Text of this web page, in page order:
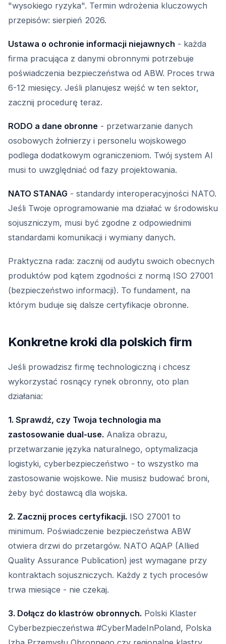
"wysokiego ryzyka". Termin wdrożenia kluczowych
przepisów: sierpień 2026.
Ustawa o ochronie informacji niejawnych - każda
firma pracująca z danymi obronnymi potrzebuje
poświadczenia bezpieczeństwa od ABW. Proces trwa
6-12 miesięcy. Jeśli planujesz wejść w ten sektor,
zacznij procedurę teraz.
RODO a dane obronne - przetwarzanie danych
osobowych żołnierzy i personelu wojskowego
podlega dodatkowym ograniczeniom. Twój system AI
musi to uwzględniać od fazy projektowania.
NATO STANAG - standardy interoperacyjności NATO.
Jeśli Twoje oprogramowanie ma działać w środowisku
sojuszniczym, musi być zgodne z odpowiednimi
standardami komunikacji i wymiany danych.
Praktyczna rada: zacznij od audytu swoich obecnych
produktów pod kątem zgodności z normą ISO 27001
(bezpieczeństwo informacji). To fundament, na
którym buduje się dalsze certyfikacje obronne.
Konkretne kroki dla polskich firm
Jeśli prowadzisz firmę technologiczną i chcesz
wykorzystać rosnący rynek obronny, oto plan
działania:
1. Sprawdź, czy Twoja technologia ma
zastosowanie dual-use. Analiza obrazu,
przetwarzanie języka naturalnego, optymalizacja
logistyki, cyberbezpieczeństwo - to wszystko ma
zastosowanie wojskowe. Nie musisz budować broni,
żeby być dostawcą dla wojska.
2. Zacznij proces certyfikacji. ISO 27001 to
minimum. Poświadczenie bezpieczeństwa ABW
otwiera drzwi do przetargów. NATO AQAP (Allied
Quality Assurance Publication) jest wymagane przy
kontraktach sojuszniczych. Każdy z tych procesów
trwa miesiące - nie czekaj.
3. Dołącz do klastrów obronnych. Polski Klaster
Cyberbezpieczeństwa #CyberMadeInPoland, Polska